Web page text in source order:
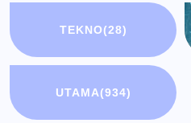
TEKNO(28)
UTAMA(934)